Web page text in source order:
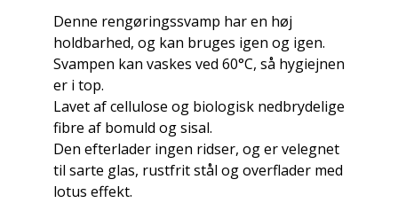
Denne rengøringssvamp har en høj
holdbarhed, og kan bruges igen og igen.
Svampen kan vaskes ved 60°C, så hygiejnen
er i top.
Lavet af cellulose og biologisk nedbrydelige
fibre af bomuld og sisal.
Den efterlader ingen ridser, og er velegnet
til sarte glas, rustfrit stål og overflader med
lotus effekt.